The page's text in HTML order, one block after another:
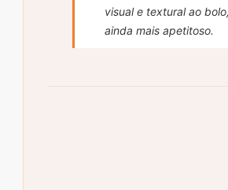
visual e textural ao
ainda mais apetitoso.